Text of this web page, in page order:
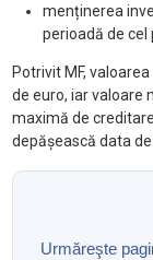
menținerea
perioadă de cel
Potrivit MF,
de euro, iar valoare
maximă de
depășească data
Urmăreşte